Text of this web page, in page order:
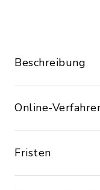
Beschreibung
Online-
Fristen